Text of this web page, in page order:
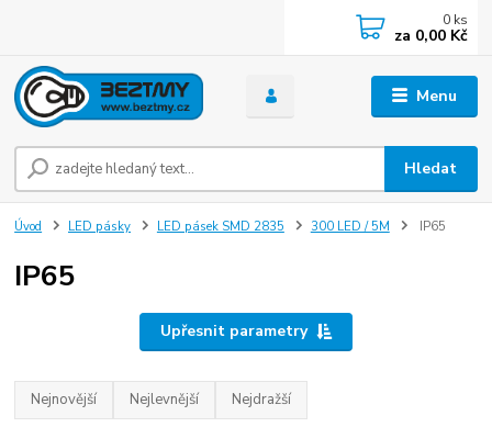
Menu
Hledat
0 ks
za 0,00 Kč
Úvod LED pásky LED pásek SMD 2835 300 LED / 5M IP65
IP65
Upřesnit parametry
Nejnovější Nejlevnější Nejdražší